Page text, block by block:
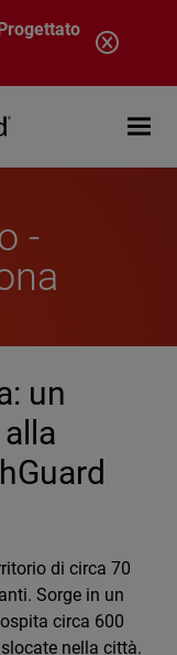
Open
-
un
di circa 70
Sorge in un
circa 600
nella città.